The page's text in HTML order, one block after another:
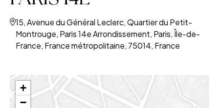
15, Avenue du Général Leclerc, Quartier du Petit-
Montrouge, Paris 14e Arrondissement, Paris, Île-de-
France, France métropolitaine, 75014, France
+
−